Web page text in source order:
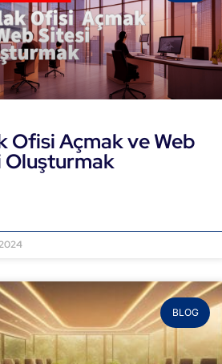
Ofisi Açmak ve Web
Oluşturmak
BLOG